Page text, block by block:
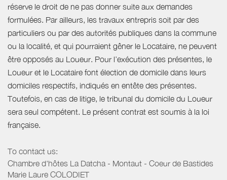
réserve le droit de ne pas donner suite aux demandes
formulées. Par ailleurs, les travaux entrepris soit par des
particuliers ou par des autorités publiques dans la commune
ou la localité, et qui pourraient gêner le Locataire, ne peuvent
être opposés au Loueur. Pour l’exécution des présentes, le
Loueur et le Locataire font élection de domicile dans leurs
domiciles respectifs, indiqués en entête des présentes.
Toutefois, en cas de litige, le tribunal du domicile du Loueur
sera seul compétent. Le présent contrat est soumis à la loi
française.
To contact us:
Chambre d'hôtes La Datcha - Montaut - Coeur de Bastides
Marie Laure COLODIET